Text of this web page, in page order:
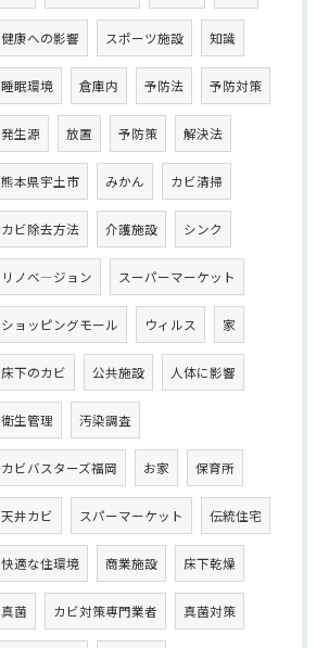
健康への影響 スポーツ施設 知識
睡眠環境 倉庫内 予防法 予防対策
発生源 放置 予防策 解決法
熊本県宇土市 みかん カビ清掃
カビ除去方法 介護施設 シンク
リノベ―ジョン スーパーマーケット
ショッピングモール ウィルス 家
床下のカビ 公共施設 人体に影響
衛生管理 汚染調査
カビバスターズ福岡 お家 保育所
天井カビ スパーマーケット 伝統住宅
快適な住環境 商業施設 床下乾燥
真菌 カビ対策専門業者 真菌対策